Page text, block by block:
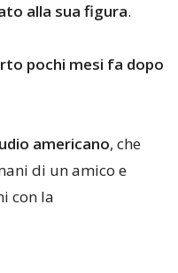
alla sua figura.
pochi mesi fa dopo
americano, che
di un amico e
con la